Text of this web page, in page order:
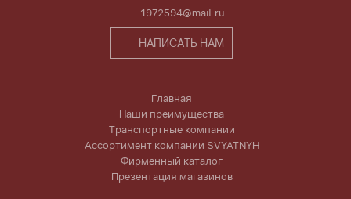
1972594@mail.ru
НАПИСАТЬ НАМ
Главная
Наши преимущества
Транспортные компании
Ассортимент компании SVYATNYH
Фирменный каталог
Презентация магазинов